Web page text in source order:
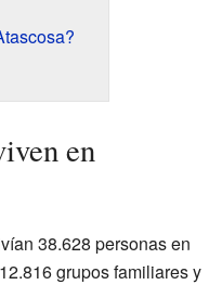
en
38.628 personas en
grupos familiares y